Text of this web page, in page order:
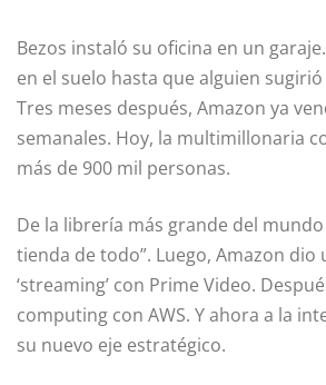
Bezos instaló su oficina en un
en el suelo hasta que alguien
Tres meses después, Amazon ya
semanales. Hoy, la multimillonaria
más de 900 mil personas.
De la librería más grande del mundo
tienda de todo”. Luego, Amazon dio
‘streaming’ con Prime Video.
computing con AWS. Y ahora a la
su nuevo eje estratégico.